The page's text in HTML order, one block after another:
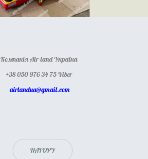
Компанія Air-land Україна
+38 050 976 34 75 Viber
airlandua@gmail.com
НАГОРУ